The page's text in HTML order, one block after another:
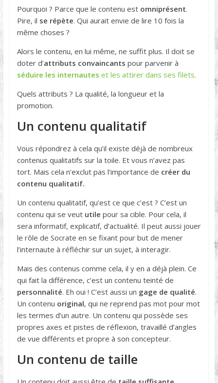
Pourquoi ? Parce que le contenu est omniprésent.
Pire, il se répète. Qui aurait envie de lire 10 fois la
même choses ?
Alors le contenu, en lui même, ne suffit plus. Il doit se
doter d’attributs convaincants pour parvenir à
séduire les internautes et les attirer dans ses filets.
Quels attributs ? La qualité, la longueur et la
promotion.
Un contenu qualitatif
Vous répondrez à cela qu’il existe déjà de nombreux
contenus qualitatifs sur la toile. Et vous n’avez pas
tort. Mais cela n’exclut pas l’importance de créer du
contenu qualitatif.
Un contenu qualitatif, qu’est ce que c’est ? C’est un
contenu qui se veut utile pour sa cible. Pour cela, il
sera informatif, explicatif, d’actualité. Il peut aussi jouer
le rôle de Socrate en se fixant pour but de mener
l’internaute à réfléchir sur un sujet, à interagir.
Mais des contenus comme cela, il y en a déjà plein. Ce
qui fait la différence, c’est un contenu teinté de
personnalité. Eh oui ! C’est aussi un gage de qualité.
Un contenu original, qui ne reprend pas mot pour mot
les termes d’un autre. Un contenu qui possède ses
propres axes et pistes de réflexion, travaillé d’angles
de vue différents et propre à son concepteur.
Un contenu de taille